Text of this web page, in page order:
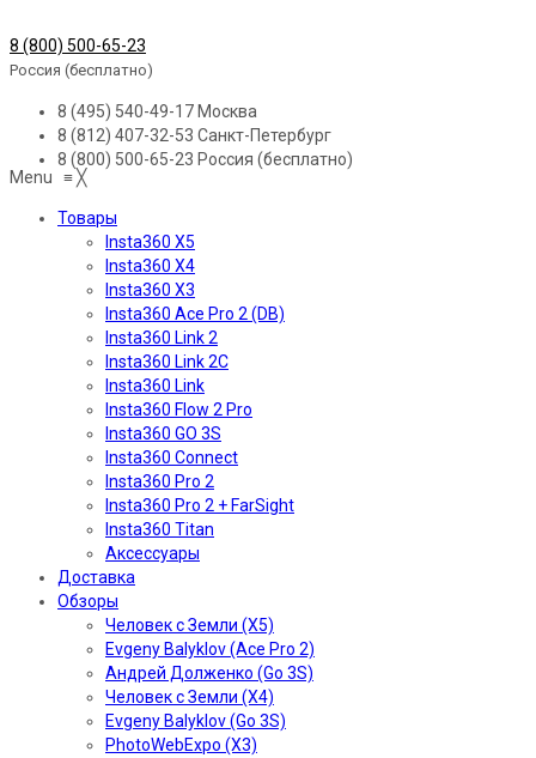
8 (800) 500-65-23
Россия (бесплатно)
8 (495) 540-49-17 Москва
8 (812) 407-32-53 Санкт-Петербург
8 (800) 500-65-23 Россия (бесплатно)
Menu ≡╳
Товары
Insta360 X5
Insta360 X4
Insta360 X3
Insta360 Ace Pro 2 (DB)
Insta360 Link 2
Insta360 Link 2C
Insta360 Link
Insta360 Flow 2 Pro
Insta360 GO 3S
Insta360 Connect
Insta360 Pro 2
Insta360 Pro 2 + FarSight
Insta360 Titan
Аксессуары
Доставка
Обзоры
Человек с Земли (X5)
Evgeny Balyklov (Ace Pro 2)
Андрей Долженко (Go 3S)
Человек с Земли (X4)
Evgeny Balyklov (Go 3S)
PhotoWebExpo (X3)